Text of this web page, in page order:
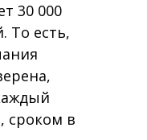
30 000
То есть,
сроком в